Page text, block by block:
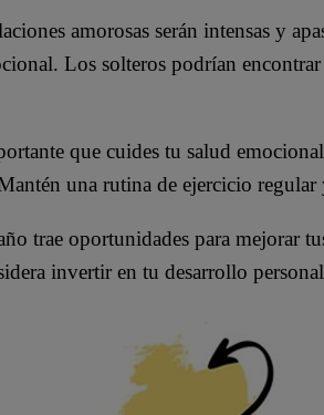
amorosas serán intensas y
Los solteros podrían
que cuides tu salud
una rutina de ejercicio
trae oportunidades para mejorar
invertir en tu desarrollo